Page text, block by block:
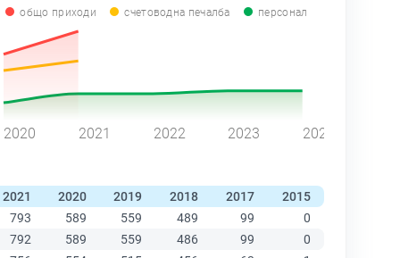
общо приходи счетоводна печалба персонал
2020 2021 2022 2023 2024
2021 2020 2019 2018 2017 2015